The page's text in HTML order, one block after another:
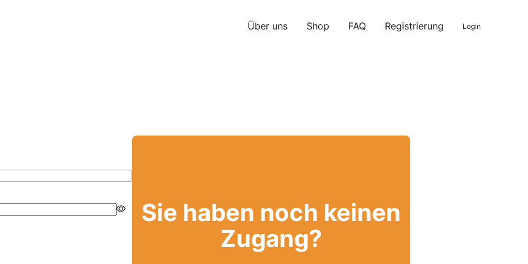
Über uns Shop FAQ Registrierung Login
Sie haben noch keinen
Zugang?